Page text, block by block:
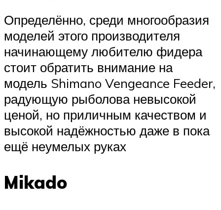
Определённо, среди многообразия
моделей этого производителя
начинающему любителю фидера
стоит обратить внимание на
модель Shimano Vengeance Feeder,
радующую рыболова невысокой
ценой, но приличным качеством и
высокой надёжностью даже в пока
ещё неумелых руках
Mikado